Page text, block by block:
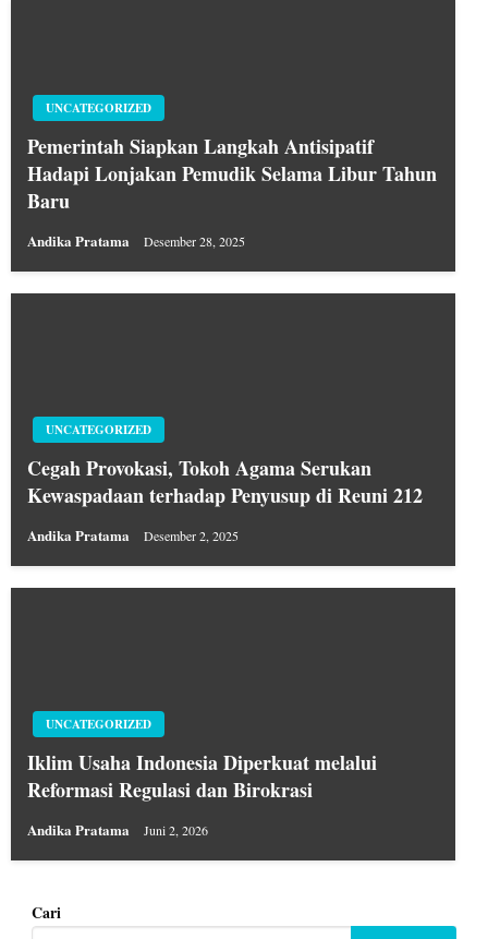
UNCATEGORIZED
Pemerintah Siapkan Langkah Antisipatif
Hadapi Lonjakan Pemudik Selama Libur Tahun
Baru
Andika Pratama Desember 28, 2025
UNCATEGORIZED
Cegah Provokasi, Tokoh Agama Serukan
Kewaspadaan terhadap Penyusup di Reuni 212
Andika Pratama Desember 2, 2025
UNCATEGORIZED
Iklim Usaha Indonesia Diperkuat melalui
Reformasi Regulasi dan Birokrasi
Andika Pratama Juni 2, 2026
Cari